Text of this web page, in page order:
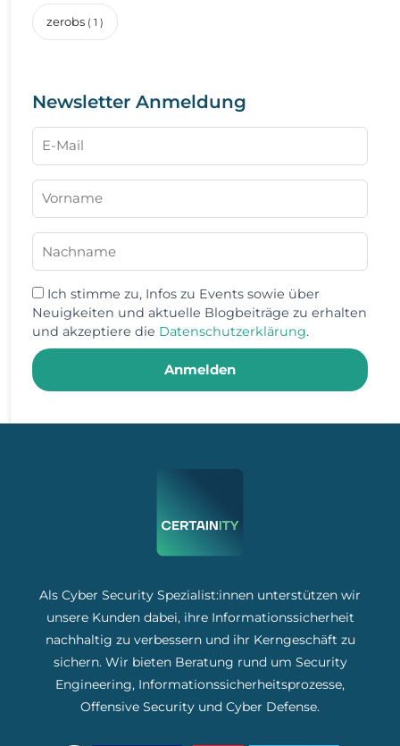
zerobs ( 1 )
Newsletter Anmeldung
Ich stimme zu, Infos zu Events sowie über
Neuigkeiten und aktuelle Blogbeiträge zu erhalten
und akzeptiere die Datenschutzerklärung.
Anmelden
Als Cyber Security Spezialist:innen unterstützen wir
unsere Kunden dabei, ihre Informationssicherheit
nachhaltig zu verbessern und ihr Kerngeschäft zu
sichern. Wir bieten Beratung rund um Security
Engineering, Informationssicherheitsprozesse,
Offensive Security und Cyber Defense.